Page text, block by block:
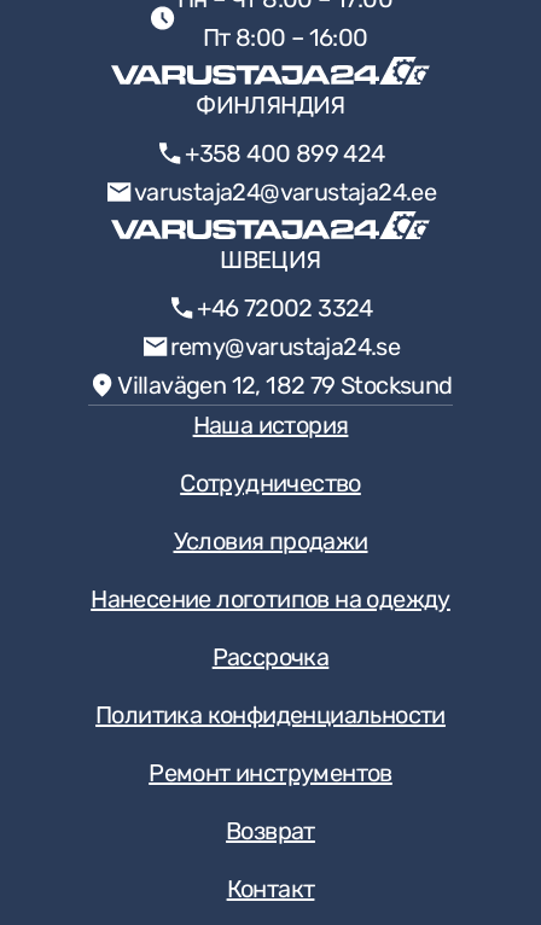
Пт 8:00 – 16:00
ФИНЛЯНДИЯ
+358 400 899 424
varustaja24@varustaja24.ee
ШВЕЦИЯ
+46 72002 3324
remy@varustaja24.se
Villavägen 12, 182 79 Stocksund
Наша история
Сотрудничество
Условия продажи
Нанесение логотипов на одежду
Рассрочка
Политика конфиденциальности
Ремонт инструментов
Возврат
Контакт